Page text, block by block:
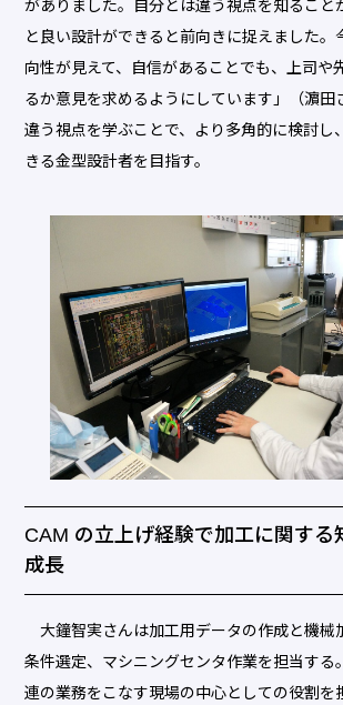
がありました。自分とは違う視点を知ること
と良い設計ができると前向きに捉えました。
向性が見えて、自信があることでも、上司や
るか意見を求めるようにしています」（濵田
違う視点を学ぶことで、より多角的に検討し
きる金型設計者を目指す。
CAM の立上げ経験で加工に関する
成長
大鐘智実さんは加工用データの作成と機械
条件選定、マシニングセンタ作業を担当する
連の業務をこなす現場の中心としての役割を